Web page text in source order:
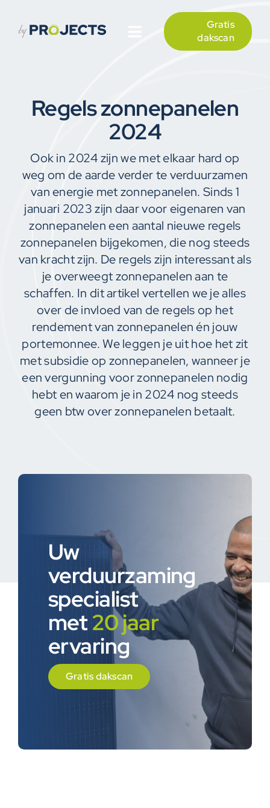
inhoud
Toggle
Zonnepanelen
Projecten
Contact
Gratis
dakscan
Regels zonnepanelen
2024
Ook in 2024 zijn we met elkaar hard op
weg om de aarde verder te verduurzamen
van energie met zonnepanelen. Sinds 1
januari 2023 zijn daar voor eigenaren van
zonnepanelen een aantal nieuwe regels
zonnepanelen bijgekomen, die nog steeds
van kracht zijn. De regels zijn interessant als
je overweegt zonnepanelen aan te
schaffen. In dit artikel vertellen we je alles
over de invloed van de regels op het
rendement van zonnepanelen én jouw
portemonnee. We leggen je uit hoe het zit
met subsidie op zonnepanelen, wanneer je
een vergunning voor zonnepanelen nodig
hebt en waarom je in 2024 nog steeds
geen btw over zonnepanelen betaalt.
Uw
verduurzaming
specialist
met20 jaar
ervaring
Gratis dakscan